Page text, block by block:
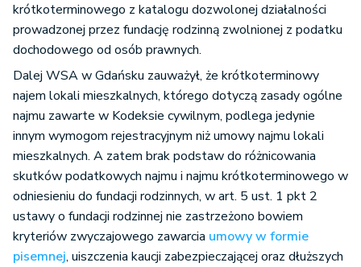
krótkoterminowego z katalogu dozwolonej działalności
prowadzonej przez fundację rodzinną zwolnionej z podatku
dochodowego od osób prawnych.
Dalej WSA w Gdańsku zauważył, że krótkoterminowy
najem lokali mieszkalnych, którego dotyczą zasady ogólne
najmu zawarte w Kodeksie cywilnym, podlega jedynie
innym wymogom rejestracyjnym niż umowy najmu lokali
mieszkalnych. A zatem brak podstaw do różnicowania
skutków podatkowych najmu i najmu krótkoterminowego w
odniesieniu do fundacji rodzinnych, w art. 5 ust. 1 pkt 2
ustawy o fundacji rodzinnej nie zastrzeżono bowiem
kryteriów zwyczajowego zawarcia umowy w formie
pisemnej, uiszczenia kaucji zabezpieczającej oraz dłuższych